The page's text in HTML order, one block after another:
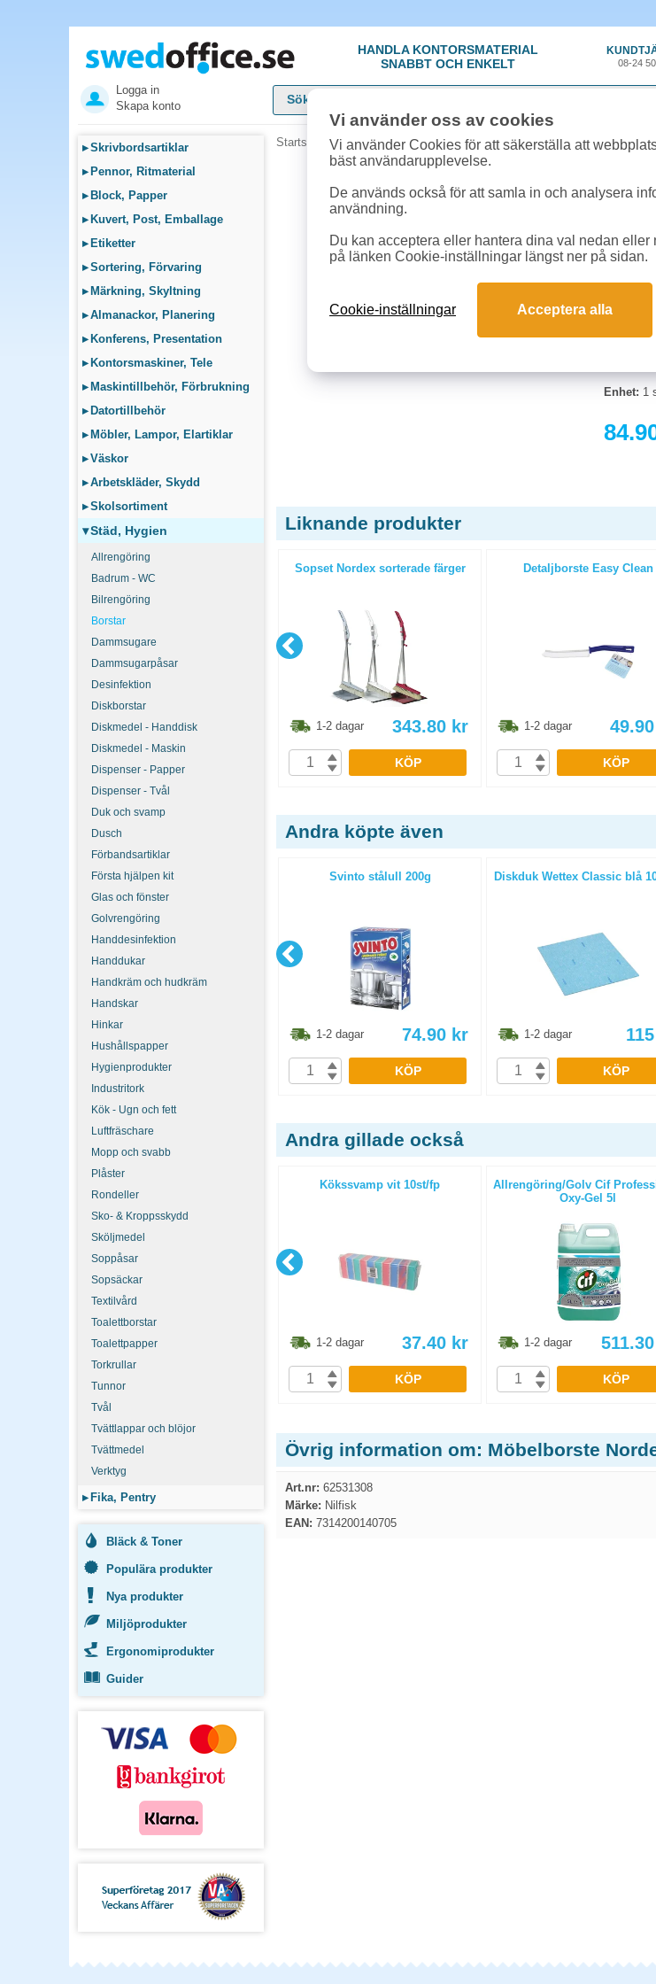
HANDLA KONTORSMATERIAL
SNABBT OCH ENKELT
08-24
Logga in
Skapa konto
▸Skrivbordsartiklar
▸ Pennor, Ritmaterial
▸ Block, Papper
▸ Kuvert, Post, Emballage
▸ Etiketter
▸Sortering, Förvaring
▸ Märkning, Skyltning
▸Almanackor, Planering
▸ Konferens, Presentation
▸ Kontorsmaskiner, Tele
▸ Maskintillbehör, Förbrukning
▸ Datortillbehör
▸ Möbler, Lampor, Elartiklar
▸Väskor
▸Arbetskläder, Skydd
▸Skolsortiment
▾Städ, Hygien
Allrengöring
Badrum - WC
Bilrengöring
Borstar
Dammsugare
Dammsugarpåsar
Desinfektion
Diskborstar
Diskmedel - Handdisk
Diskmedel - Maskin
Dispenser - Papper
Dispenser - Tvål
Duk och svamp
Dusch
Förbandsartiklar
Första hjälpen kit
Glas och fönster
Golvrengöring
Handdesinfektion
Handdukar
Handkräm och hudkräm
Handskar
Hinkar
Hushållspapper
Hygienprodukter
Industritork
Kök - Ugn och fett
Luftfräschare
Mopp och svabb
Plåster
Rondeller
Sko- & Kroppsskydd
Sköljmedel
Soppåsar
Sopsäckar
Textilvård
Toalettborstar
Toalettpapper
Torkrullar
Tunnor
Tvål
Tvättlappar och blöjor
Tvättmedel
Verktyg
▸ Fika, Pentry
Bläck & Toner
Populära produkter
Nya produkter
Miljöprodukter
Ergonomiprodukter
Guider
Startsida »Städ, Hygien»Borstar»Möbelborste Nordex Medium/
sidan
Enhet: 1
Liknande produkter
1-2 dagar 112.40
Sopset Nordex sorterade färger
1-2 dagar 343.80 kr
KÖP
Detaljborste Easy Clean
1-2 dagar 49.90
KÖP
Andra köpte även
Mikrofiberduk Micro Activa Pro
32x32cm röd
Svinto stålull 200g
1-2 dagar 74.90 kr
KÖP
Diskduk Wettex Classic blå
1-2 dagar 115
KÖP
Andra gillade också
1-2 dagar
Kökssvamp vit 10st/fp
1-2 dagar 37.40 kr
KÖP
Allrengöring/Golv Cif
Oxy-Gel 5l
1-2 dagar 511.30
KÖP
Övrig information om: Möbelborste
Art.nr: 62531308
Märke: Nilfisk
EAN: 7314200140705
Vi använder oss av cookies
Vi använder Cookies för att säkerställa att
bäst användarupplevelse.
De används också för att samla in och analysera
användning.
Du kan acceptera eller hantera dina val nedan eller
på länken Cookie-inställningar längst ner på sidan.
Cookie-inställningar Acceptera alla